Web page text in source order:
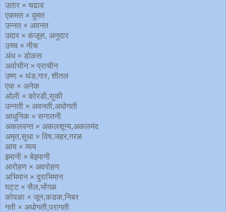
उतार × चढाव
एकमत × दुमत
उन्नत × अवनत
उदार × कंजूस, अनुदार
उच्च × नीच
अंध × डोळस
अर्वाचीन × प्राचीन
उष्ण × थंड,गार, शीतल
एक × अनेक
ओली × कोरडी,सुकी
उन्नती × अवनती,अधोगती
आधुनिक × सनातनी
अकलवन्त × अकलशून्य,अकलमंद
अमृत,सुधा × विष,जहर,गरळ
आय × व्यय
इमानी × बेइमानी
आरोहण × अवरोहण
अभिमान × दुराभिमान
घट्ट × सैल,भोंगळ
कोवळा × जून,कडक,निबर
गती × अधोगती,परागती